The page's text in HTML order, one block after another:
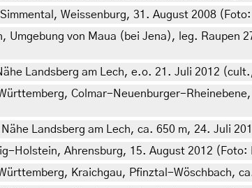
Weissenburg, 31. August 2008
Umgebung von Maua (bei Jena), leg.
Landsberg am Lech, e.o. 21. Juli 2012
Colmar-Neuenburger-
Landsberg am Lech, ca. 650 m, 24. Juli
Holstein, Ahrensburg, 15. August 2012 (Foto:
Kraichgau, Pfinztal-Wöschbach,